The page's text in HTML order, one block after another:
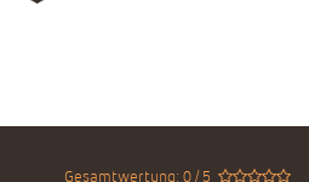
Gesamtwertung: 0 / 5